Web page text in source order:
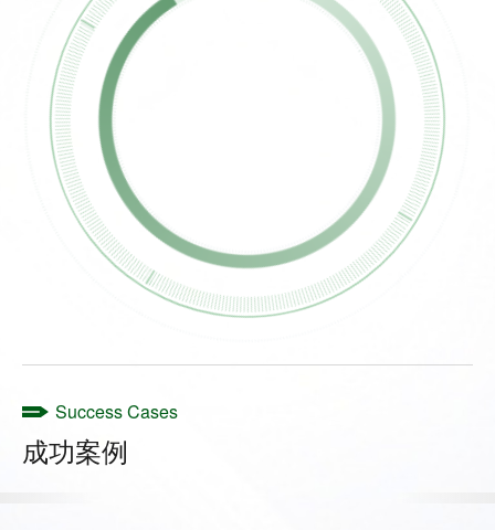
Success Cases
成功案例